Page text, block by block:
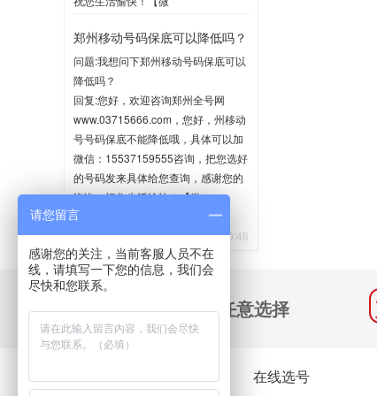
2020-06-02 10:35
郑州移动号码保底可以降低吗？
问题:我想问下郑州移动号码保底可以
降低吗？
回复:您好，欢迎咨询郑州全号网
www.03715666.com，您好，州移动
号号码保底不能降低哦，具体可以加
微信：15537159555咨询，把您选好
的号码发来具体给您查询，感谢您的
咨询，祝您生活愉快！【微
信:15537159555】
2020-05-21 10:48
千万号码 任意选择
关于我们 在线选号
请您留言
感谢您的关注，当前客服人员不在
线，请填写一下您的信息，我们会
尽快和您联系。